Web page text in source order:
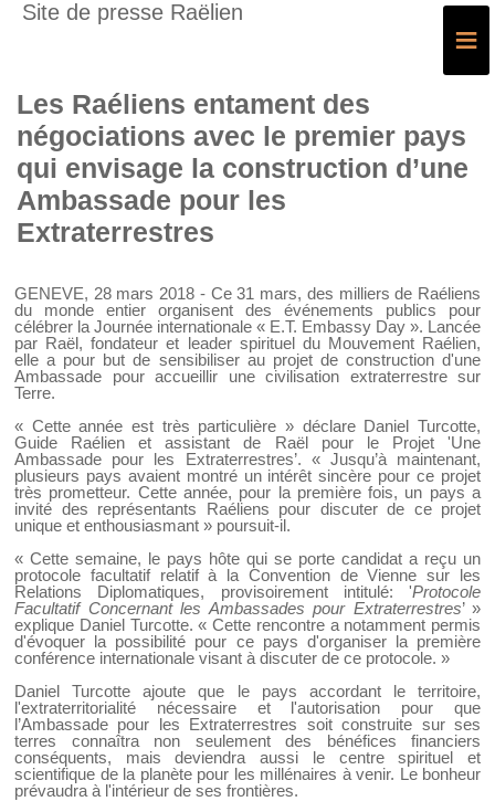
Site de presse Raëlien
≡
Les Raéliens entament des
négociations avec le premier pays
qui envisage la construction d’une
Ambassade pour les
Extraterrestres
GENEVE, 28 mars 2018 - Ce 31 mars, des milliers de Raéliens
du monde entier organisent des événements publics pour
célébrer la Journée internationale « E.T. Embassy Day ». Lancée
par Raël, fondateur et leader spirituel du Mouvement Raélien,
elle a pour but de sensibiliser au projet de construction d'une
Ambassade pour accueillir une civilisation extraterrestre sur
Terre.
« Cette année est très particulière » déclare Daniel Turcotte,
Guide Raélien et assistant de Raël pour le Projet 'Une
Ambassade pour les Extraterrestres’. « Jusqu’à maintenant,
plusieurs pays avaient montré un intérêt sincère pour ce projet
très prometteur. Cette année, pour la première fois, un pays a
invité des représentants Raéliens pour discuter de ce projet
unique et enthousiasmant » poursuit-il.
« Cette semaine, le pays hôte qui se porte candidat a reçu un
protocole facultatif relatif à la Convention de Vienne sur les
Relations Diplomatiques, provisoirement intitulé: 'Protocole
Facultatif Concernant les Ambassades pour Extraterrestres’ »
explique Daniel Turcotte. « Cette rencontre a notamment permis
d'évoquer la possibilité pour ce pays d'organiser la première
conférence internationale visant à discuter de ce protocole. »
Daniel Turcotte ajoute que le pays accordant le territoire,
l'extraterritorialité nécessaire et l'autorisation pour que
l’Ambassade pour les Extraterrestres soit construite sur ses
terres connaîtra non seulement des bénéfices financiers
conséquents, mais deviendra aussi le centre spirituel et
scientifique de la planète pour les millénaires à venir. Le bonheur
prévaudra à l'intérieur de ses frontières.